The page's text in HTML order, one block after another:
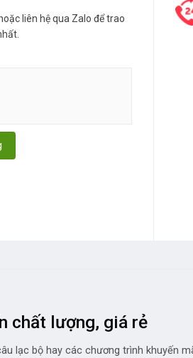
liên hệ qua Zalo để trao
lượng
chất lượng, giá rẻ
lạc bộ hay các chương trình khuyến